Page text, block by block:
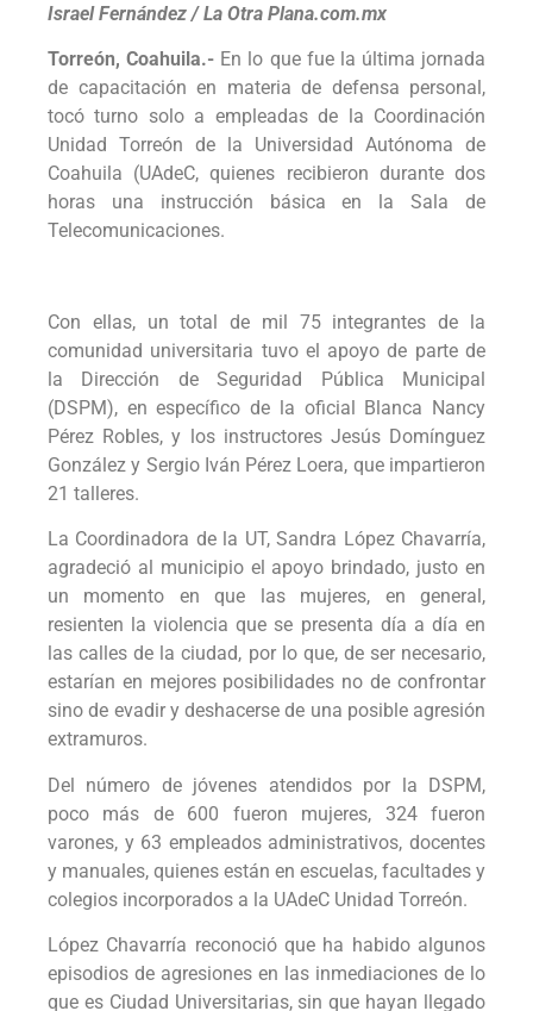
Israel Fernández / La Otra Plana.com.mx
Torreón, Coahuila.- En lo que fue la última jornada
de capacitación en materia de defensa personal,
tocó turno solo a empleadas de la Coordinación
Unidad Torreón de la Universidad Autónoma de
Coahuila (UAdeC, quienes recibieron durante dos
horas una instrucción básica en la Sala de
Telecomunicaciones.
Con ellas, un total de mil 75 integrantes de la
comunidad universitaria tuvo el apoyo de parte de
la Dirección de Seguridad Pública Municipal
(DSPM), en específico de la oficial Blanca Nancy
Pérez Robles, y los instructores Jesús Domínguez
González y Sergio Iván Pérez Loera, que impartieron
21 talleres.
La Coordinadora de la UT, Sandra López Chavarría,
agradeció al municipio el apoyo brindado, justo en
un momento en que las mujeres, en general,
resienten la violencia que se presenta día a día en
las calles de la ciudad, por lo que, de ser necesario,
estarían en mejores posibilidades no de confrontar
sino de evadir y deshacerse de una posible agresión
extramuros.
Del número de jóvenes atendidos por la DSPM,
poco más de 600 fueron mujeres, 324 fueron
varones, y 63 empleados administrativos, docentes
y manuales, quienes están en escuelas, facultades y
colegios incorporados a la UAdeC Unidad Torreón.
López Chavarría reconoció que ha habido algunos
episodios de agresiones en las inmediaciones de lo
que es Ciudad Universitarias, sin que hayan llegado